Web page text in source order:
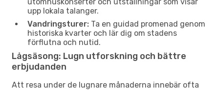
upp lokala talanger.
Vandringsturer: Ta en guidad promenad genom
historiska kvarter och lär dig om stadens
förflutna och nutid.
Lågsäsong: Lugn utforskning och bättre
erbjudanden
Att resa under de lugnare månaderna innebär ofta